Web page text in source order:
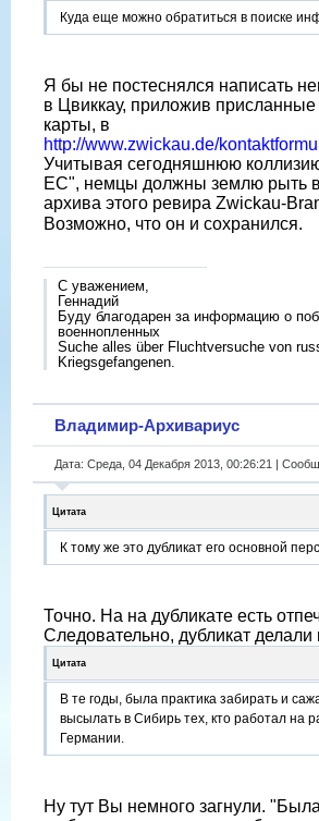
Куда еще можно обратиться в поиске
Я бы не постеснялся написать
в Цвиккау, приложив
карты, в
http://www.zwickau.de/
Учитывая сегодняшнюю
ЕС", немцы должны землю рыть в
архива этого ревира Zwickau-
Возможно, что он и сохранился.
С уважением,
Геннадий
Буду благодарен за информацию о
военнопленных
Suche alles über Fluchtversuche von
Kriegsgefangenen.
Владимир-Архивариус
Дата: Среда, 04 Декабря 2013, 00:26:21 |
Цитата
К тому же это дубликат его основной
Точно. На на дубликате есть
Следовательно, дубликат делали
Цитата
В те годы, была практика забирать и
высылать в Сибирь тех, кто работал на
Германии.
Ну тут Вы немного загнули.